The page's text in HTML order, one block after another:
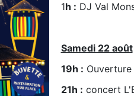
1h : DJ Val
Samedi 22 août
19h :
21h : concert